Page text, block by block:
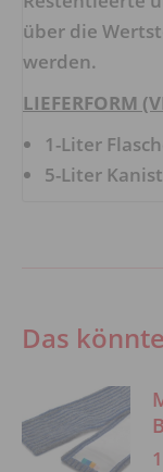
über die
werden.
LIEFERFORM
1-Liter
5-Liter
Das